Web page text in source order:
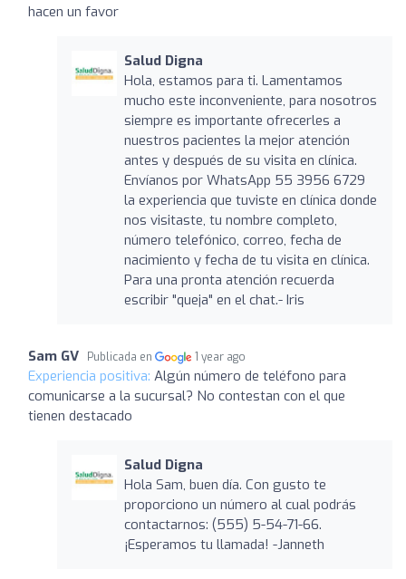
hacen un favor
Salud Digna
Hola, estamos para ti. Lamentamos
mucho este inconveniente, para nosotros
siempre es importante ofrecerles a
nuestros pacientes la mejor atención
antes y después de su visita en clínica.
Envíanos por WhatsApp 55 3956 6729
la experiencia que tuviste en clínica donde
nos visitaste, tu nombre completo,
número telefónico, correo, fecha de
nacimiento y fecha de tu visita en clínica.
Para una pronta atención recuerda
escribir "queja" en el chat.- Iris
Sam GV Publicada en 1 year ago
Experiencia positiva: Algún número de teléfono para
comunicarse a la sucursal? No contestan con el que
tienen destacado
Salud Digna
Hola Sam, buen día. Con gusto te
proporciono un número al cual podrás
contactarnos: (555) 5-54-71-66.
¡Esperamos tu llamada! -Janneth